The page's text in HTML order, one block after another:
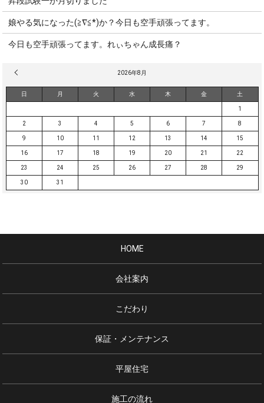
娘やる気になった(≧∇≦*)か？今日も空手頑張ってます。
今日も空手頑張ってます。れぃちゃん成長痛？
2026年8月
日 月 火 水 木 金 土
1
2 3 4 5 6 7 8
9 10 11 12 13 14 15
16 17 18 19 20 21 22
23 24 25 26 27 28 29
30 31
HOME
会社案内
こだわり
保証・メンテナンス
平屋住宅
施工の流れ